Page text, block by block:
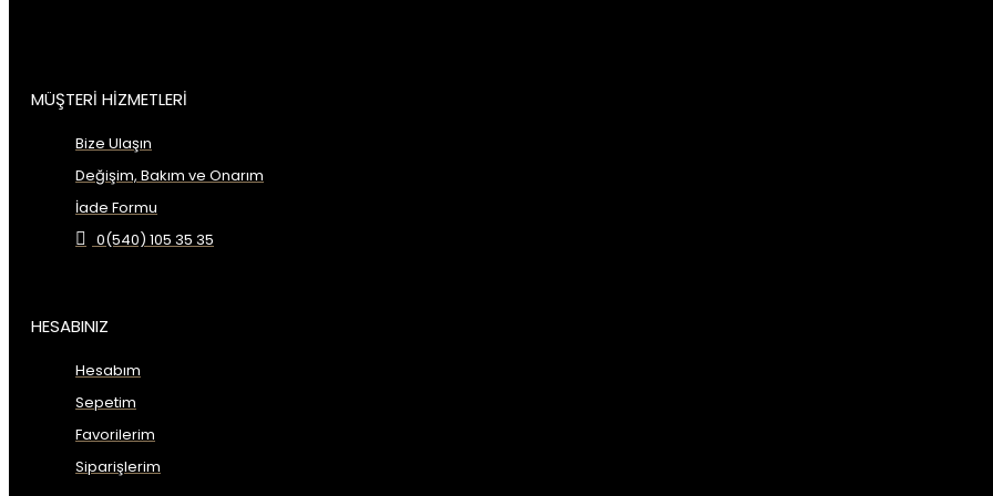
MÜŞTERİ HİZMETLERİ
Bize Ulaşın
Değişim, Bakım ve Onarım
İade Formu
0(540) 105 35 35
HESABINIZ
Hesabım
Sepetim
Favorilerim
Siparişlerim